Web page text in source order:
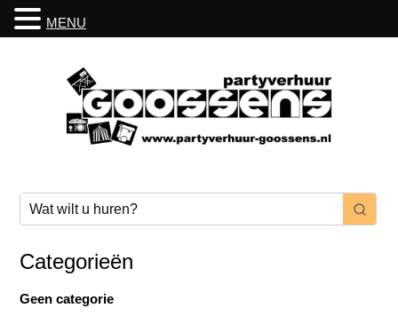
Categorieën
Geen categorie
MENU